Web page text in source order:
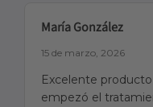
María González
15 de marzo, 2026
Excelente
empezó el